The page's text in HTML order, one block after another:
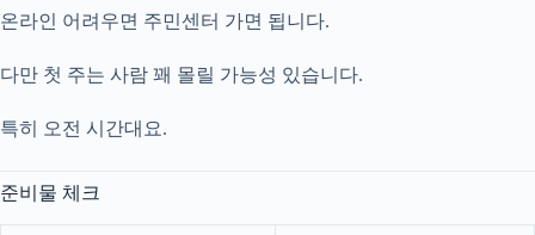
온라인 어려우면 주민센터 가면 됩니다.
다만 첫 주는 사람 꽤 몰릴 가능성 있습니다.
특히 오전 시간대요.
준비물 체크